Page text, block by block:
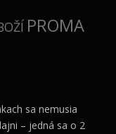
PROMA
sa nemusia
– jedná sa o 2